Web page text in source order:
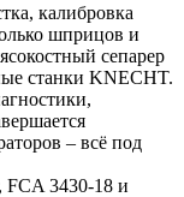
калибровка
шприцов и
сепарер
станки KNECHT.
– всё под
3430‑18 и